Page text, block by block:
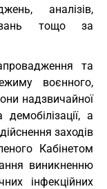
аналізів,
тощо за
та
воєнного,
надзвичайної
демобілізації, а
заходів
Кабінетом
виникненню
інфекційних